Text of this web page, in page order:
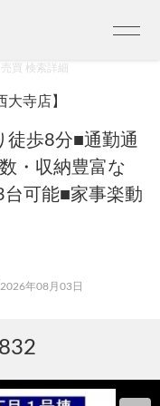
売買 検索詳細
寺店】
徒歩8分■通勤通
・収納豊富な
可能■家事楽動
年08月03日